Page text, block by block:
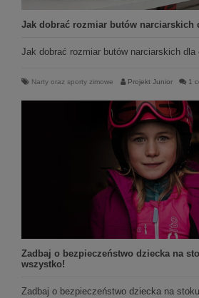
Jak dobrać rozmiar butów narciarskich
Jak dobrać rozmiar butów narciarskich dla
Narty oraz sporty zimowe Projekt Junior 1
Zadbaj o bezpieczeństwo dziecka na
wszystko!
Zadbaj o bezpieczeństwo dziecka na